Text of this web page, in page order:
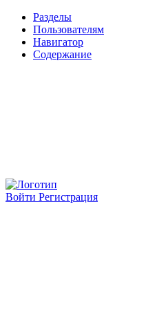
Разделы
Пользователям
Навигатор
Содержание
Войти Регистрация